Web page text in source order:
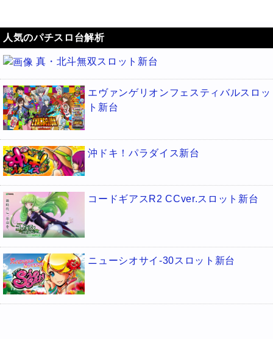
人気のパチスロ台解析
真・北斗無双スロット新台
エヴァンゲリオンフェスティバルスロッ
ト新台
沖ドキ！パラダイス新台
コードギアスR2 CCver.スロット新台
ニューシオサイ-30スロット新台